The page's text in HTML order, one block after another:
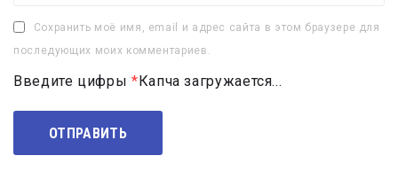
Сохранить моё имя, email и адрес сайта в этом браузере для
последующих моих комментариев.
Введите цифры *Капча загружается...